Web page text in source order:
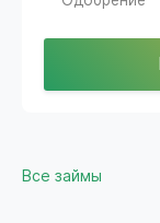
Все займы